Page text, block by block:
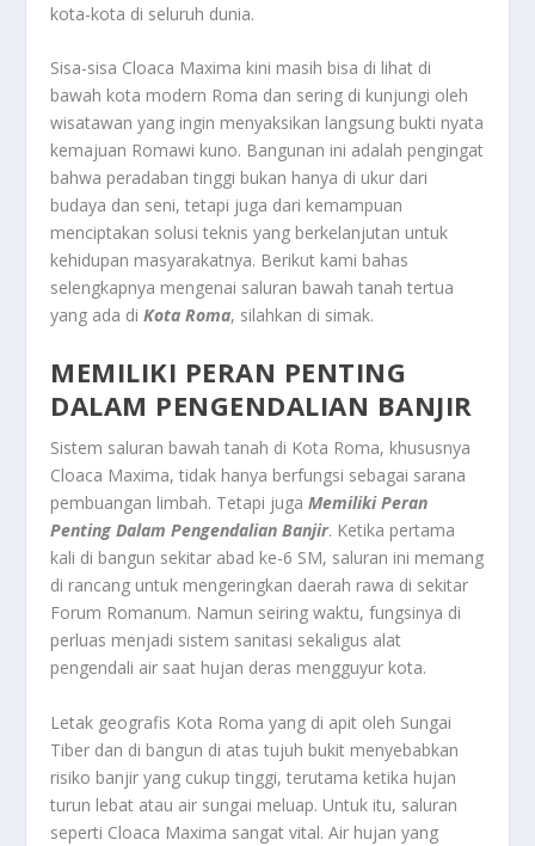
kota-kota di seluruh dunia.
Sisa-sisa Cloaca Maxima kini masih bisa di lihat di
bawah kota modern Roma dan sering di kunjungi oleh
wisatawan yang ingin menyaksikan langsung bukti nyata
kemajuan Romawi kuno. Bangunan ini adalah pengingat
bahwa peradaban tinggi bukan hanya di ukur dari
budaya dan seni, tetapi juga dari kemampuan
menciptakan solusi teknis yang berkelanjutan untuk
kehidupan masyarakatnya. Berikut kami bahas
selengkapnya mengenai saluran bawah tanah tertua
yang ada diKota Roma, silahkan di simak.
MEMILIKI PERAN PENTING
DALAM PENGENDALIAN BANJIR
Sistem saluran bawah tanah di Kota Roma, khususnya
Cloaca Maxima, tidak hanya berfungsi sebagai sarana
pembuangan limbah. Tetapi jugaMemiliki Peran
Penting Dalam Pengendalian Banjir. Ketika pertama
kali di bangun sekitar abad ke-6 SM, saluran ini memang
di rancang untuk mengeringkan daerah rawa di sekitar
Forum Romanum. Namun seiring waktu, fungsinya di
perluas menjadi sistem sanitasi sekaligus alat
pengendali air saat hujan deras mengguyur kota.
Letak geografis Kota Roma yang di apit oleh Sungai
Tiber dan di bangun di atas tujuh bukit menyebabkan
risiko banjir yang cukup tinggi, terutama ketika hujan
turun lebat atau air sungai meluap. Untuk itu, saluran
seperti Cloaca Maxima sangat vital. Air hujan yang